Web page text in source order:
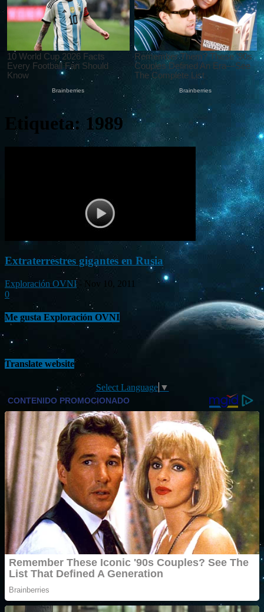
Etiqueta: 1989
Extraterrestres gigantes en Rusia
Exploración OVNI - Nov 10, 2011
0
Me gusta Exploración OVNI
Translate website
Select Language ▼